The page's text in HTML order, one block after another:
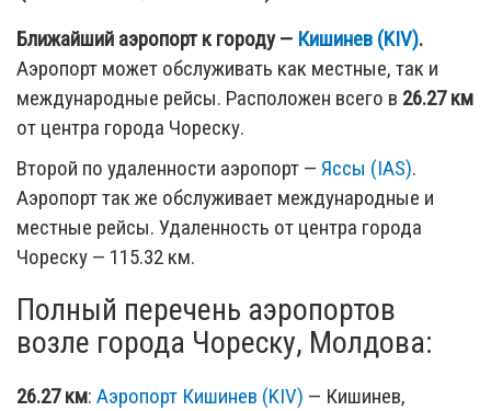
Ближайший аэропорт к городу — Кишинев (KIV).
Аэропорт может обслуживать как местные, так и
международные рейсы. Расположен всего в 26.27 км
от центра города Чореску.
Второй по удаленности аэропорт — Яссы (IAS).
Аэропорт так же обслуживает международные и
местные рейсы. Удаленность от центра города
Чореску — 115.32 км.
Полный перечень аэропортов
возле города Чореску, Молдова:
26.27 км: Аэропорт Кишинев (KIV) — Кишинев,